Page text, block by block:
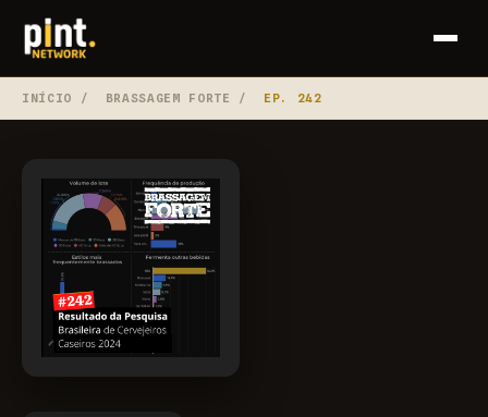
INÍCIO / BRASSAGEM FORTE / EP. 242